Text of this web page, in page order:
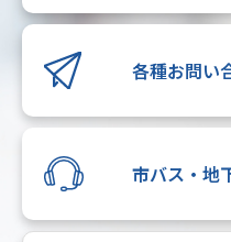
各種お問い
市バス・地